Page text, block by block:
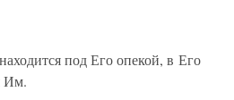
под Его опекой, в Его
Им.